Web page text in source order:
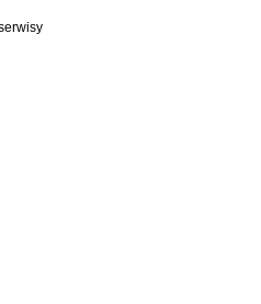
do serwisu